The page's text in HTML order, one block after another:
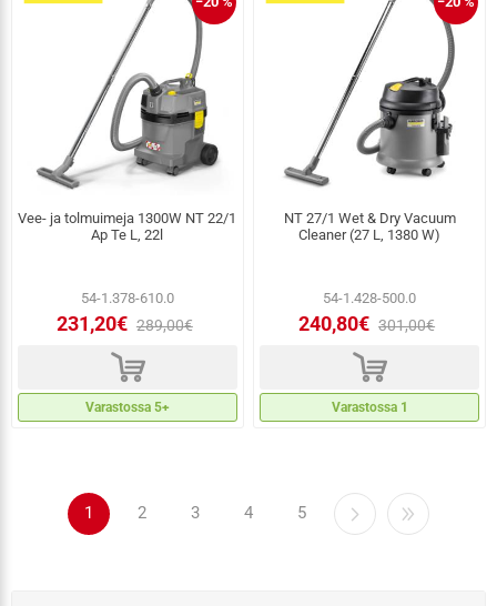
Vee- ja tolmuimeja 1300W NT 22/1
Ap Te L, 22l
54-1.378-610.0
231,20€ 289,00€
d
Varastossa 5+
NT 27/1 Wet & Dry Vacuum
Cleaner (27 L, 1380 W)
54-1.428-500.0
240,80€ 301,00€
d
Varastossa 1
1 2 3 4 5